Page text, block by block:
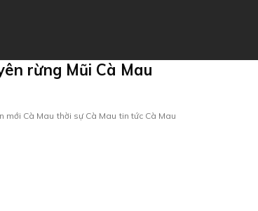
rừng Mũi Cà Mau
mới Cà Mau thời sự Cà Mau tin tức Cà Mau